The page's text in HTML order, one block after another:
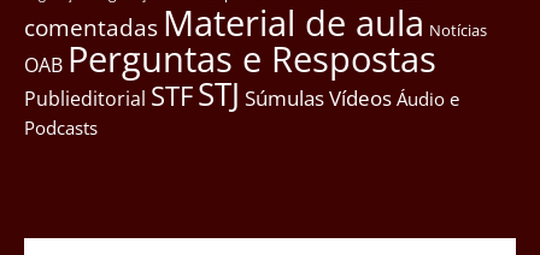
comentadas Material de aula Notícias
OAB Perguntas e Respostas
Publieditorial STFSTJ SúmulasVídeos Áudio e
Podcasts